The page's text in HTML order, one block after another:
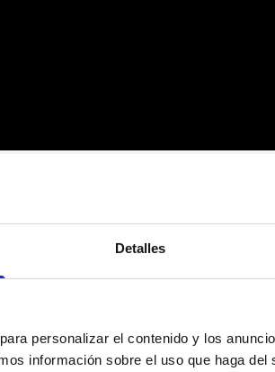
Detalles
personalizar el contenido y los
información sobre el uso que haga